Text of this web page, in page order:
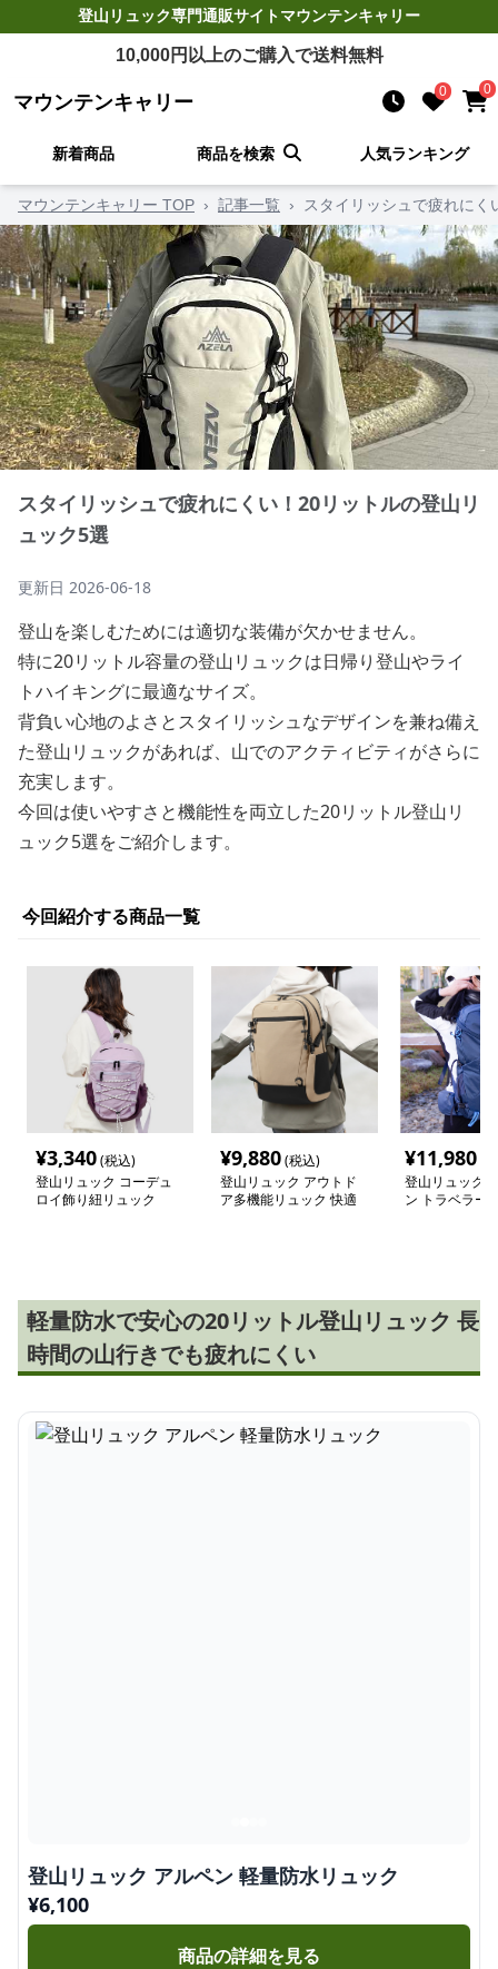
登山リュック専門通販サイトマウンテンキャリー
10,000円以上のご購入で送料無料
マウンテンキャリー 0 0
新着商品 商品を検索 人気ランキング
マウンテンキャリー TOP › 記事一覧 › スタイリッシュで疲れに
スタイリッシュで疲れにくい！20リットルの登山リ
ュック5選
更新日 2026-06-18
登山を楽しむためには適切な装備が欠かせません。
特に20リットル容量の登山リュックは日帰り登山やライ
トハイキングに最適なサイズ。
背負い心地のよさとスタイリッシュなデザインを兼ね備え
た登山リュックがあれば、山でのアクティビティがさらに
充実します。
今回は使いやすさと機能性を両立した20リットル登山リ
ュック5選をご紹介します。
今回紹介する商品一覧
¥3,340(税込)
登山リュック コーデュ
ロイ飾り紐リュック
¥9,880(税込)
登山リュック アウトド
ア多機能リュック 快適
¥11,980
登山リュック
ン トラベラー
軽量防水で安心の20リットル登山リュック 長
時間の山行きでも疲れにくい
登山リュック アルペン 軽量防水リュック
¥6,100
商品の詳細を見る